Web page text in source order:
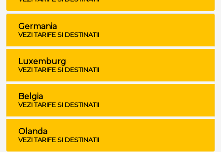
Germania
VEZI TARIFE SI DESTINATII
Luxemburg
VEZI TARIFE SI DESTINATII
Belgia
VEZI TARIFE SI DESTINATII
Olanda
VEZI TARIFE SI DESTINATII